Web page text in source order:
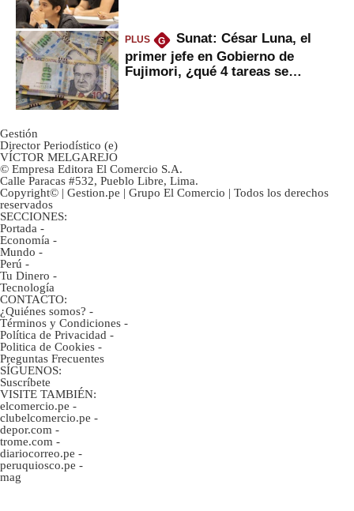
PLUS G
Sunat: César Luna, el
primer jefe en Gobierno de
Fujimori, ¿qué 4 tareas se
Gestión
Director Periodístico (e)
VÍCTOR MELGAREJO
© Empresa Editora El Comercio S.A.
Calle Paracas #532, Pueblo Libre, Lima.
Copyright© | Gestion.pe | Grupo El Comercio | Todos los derechos
reservados
SECCIONES:
Portada -
Economía -
Mundo -
Perú -
Tu Dinero -
Tecnología
CONTACTO:
¿Quiénes somos? -
Términos y Condiciones -
Política de Privacidad -
Politica de Cookies -
Preguntas Frecuentes
SÍGUENOS:
Suscríbete
VISITE TAMBIÉN:
elcomercio.pe -
clubelcomercio.pe -
depor.com -
trome.com -
diariocorreo.pe -
peruquiosco.pe -
mag